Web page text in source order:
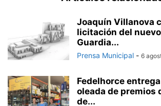
Joaquín Villanova
licitación del
Guardia...
Prensa Municipal - 6
Fedelhorce
oleada de premios
de...